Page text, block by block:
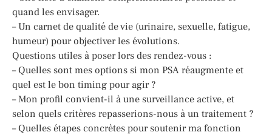
quand les envisager.
– Un carnet de qualité de vie (urinaire, sexuelle, fatigue,
humeur) pour objectiver les évolutions.
Questions utiles à poser lors des rendez-vous :
– Quelles sont mes options si mon PSA réaugmente et
quel est le bon timing pour agir ?
– Mon profil convient-il à une surveillance active, et
selon quels critères repasserions-nous à un traitement ?
– Quelles étapes concrètes pour soutenir ma fonction